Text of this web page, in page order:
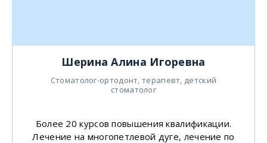
Шерина Алина Игоревна
Стоматолог-ортодонт, терапевт, детский
стоматолог
Более 20 курсов повышения квалификации.
Лечение на многопетлевой дуге, лечение по